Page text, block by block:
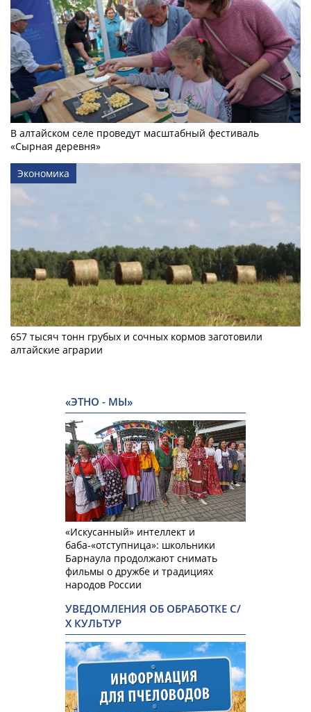
В алтайском селе проведут масштабный фестиваль
«Сырная деревня»
Экономика
657 тысяч тонн грубых и сочных кормов заготовили
алтайские аграрии
«ЭТНО - МЫ»
«Искусанный» интеллект и
баба-«отступница»: школьники
Барнаула продолжают снимать
фильмы о дружбе и традициях
народов России
УВЕДОМЛЕНИЯ ОБ ОБРАБОТКЕ С/
Х КУЛЬТУР